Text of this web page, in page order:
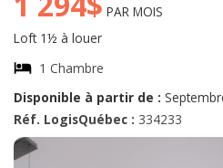
PAR MOIS
Loft 1½ à louer
1 Chambre
Disponible à partir de :
Réf. LogisQuébec : 334233